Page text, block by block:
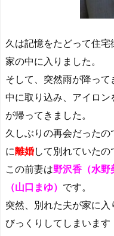
久は記憶をたどって住
家の中に入りました。
そして、突然雨が降っ
中に取り込み、アイロン
が帰ってきました。
久しぶりの再会だった
に離婚して別れていたの
この前妻は野沢香（水野
（山口まゆ） です。
突然、別れた夫が家に
びっくりしてしまいます